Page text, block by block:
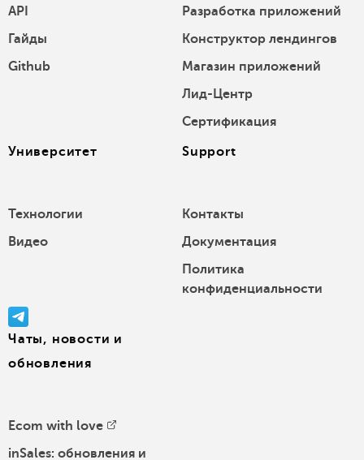
API
Гайды
Github
Разработка приложений
Конструктор лендингов
Магазин приложений
Лид-Центр
Сертификация
Университет
Технологии
Видео
Support
Контакты
Документация
Политика
конфиденциальности
Чаты, новости и
обновления
Ecom with love
inSales: обновления и